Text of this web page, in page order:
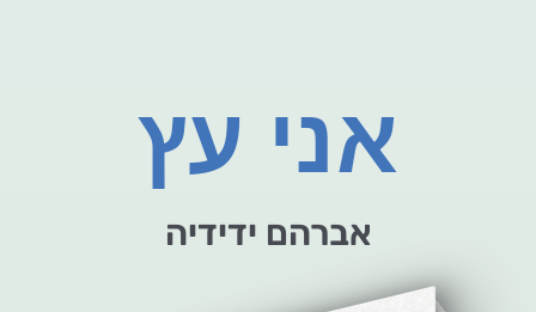
אני עץ
אברהם ידידיה